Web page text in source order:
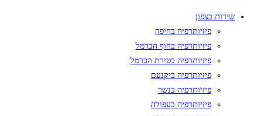
שירות בצפון
פיזיותרפיה בחיפה
פיזיותרפיה בחוף הכרמל
פיזיותרפיה בטירת הכרמל
פיזיותרפיה ביקנעם
פיזיותרפיה בנשר
פיזיותרפיה בעפולה